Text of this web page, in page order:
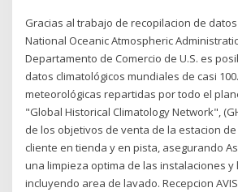
Gracias al trabajo de recopilacion de
National Oceanic Atmospheric
Departamento de Comercio de U.S. es
datos climatológicos mundiales de casi
meteorológicas repartidas por todo el
"Global Historical Climatology Network",
de los objetivos de venta de la estacion
cliente en tienda y en pista, asegurando
una limpieza optima de las instalaciones y
incluyendo area de lavado. Recepcion